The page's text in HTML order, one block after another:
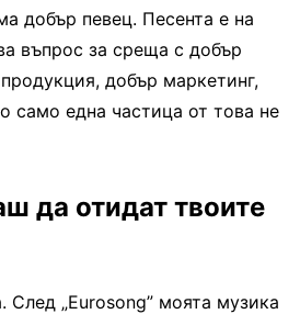
добър певец. Песента е на
въпрос за среща с добър
добър маркетинг,
само една частица от това не
да отидат твоите
След „Eurosong” моята музика